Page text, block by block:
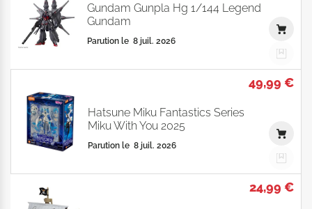
Gundam Gunpla Hg 1/144 Legend
Gundam
Parution le 8 juil. 2026
49,99 €
Hatsune Miku Fantastics Series
Miku With You 2025
Parution le 8 juil. 2026
24,99 €